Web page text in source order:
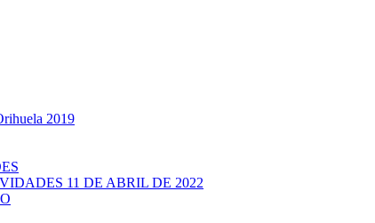
2019
11 DE ABRIL DE 2022